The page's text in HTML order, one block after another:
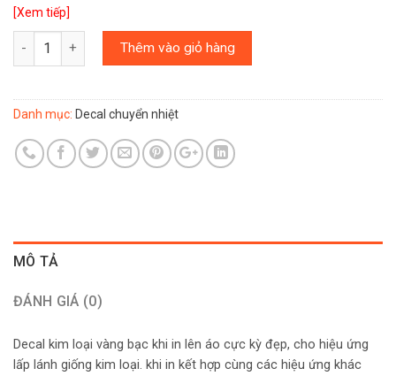
[Xem tiếp]
Số lượng Thêm vào giỏ hàng
Danh mục: Decal chuyển nhiệt
MÔ TẢ
ĐÁNH GIÁ (0)
Decal kim loại vàng bạc khi in lên áo cực kỳ đẹp, cho hiệu ứng
lấp lánh giống kim loại. khi in kết hợp cùng các hiệu ứng khác